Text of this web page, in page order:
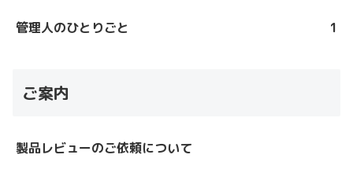
管理人のひとりごと 1
ご案内
製品レビューのご依頼について